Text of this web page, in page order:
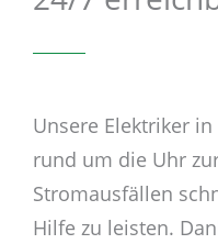
Unsere Elektriker
rund um die Uhr
Stromausfällen
Hilfe zu leisten.